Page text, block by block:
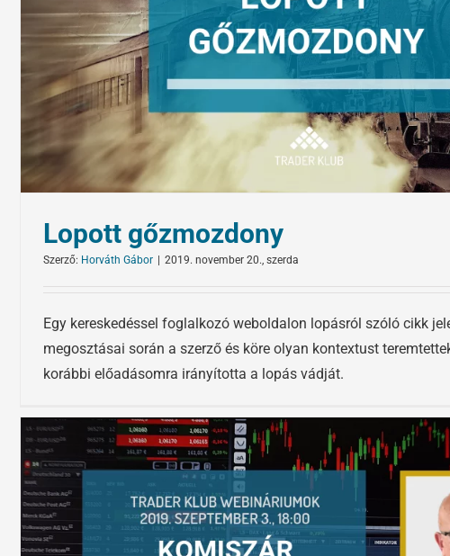
Lopott gőzmozdony
Szerző: Horváth Gábor | 2019. november 20., szerda
Egy kereskedéssel foglalkozó weboldalon lopásról szóló cikk
megosztásai során a szerző és köre olyan kontextust
korábbi előadásomra irányította a lopás vádját.